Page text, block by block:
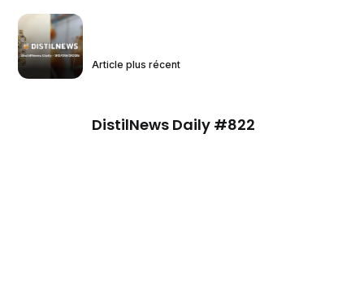
Article plus récent
DistilNews Daily #822